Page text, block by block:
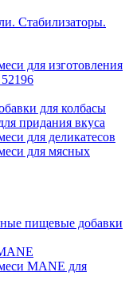
Стабилизаторы.
для изготовления
для колбасы
придания вкуса
для деликатесов
для мясных
пищевые добавки
MANE для